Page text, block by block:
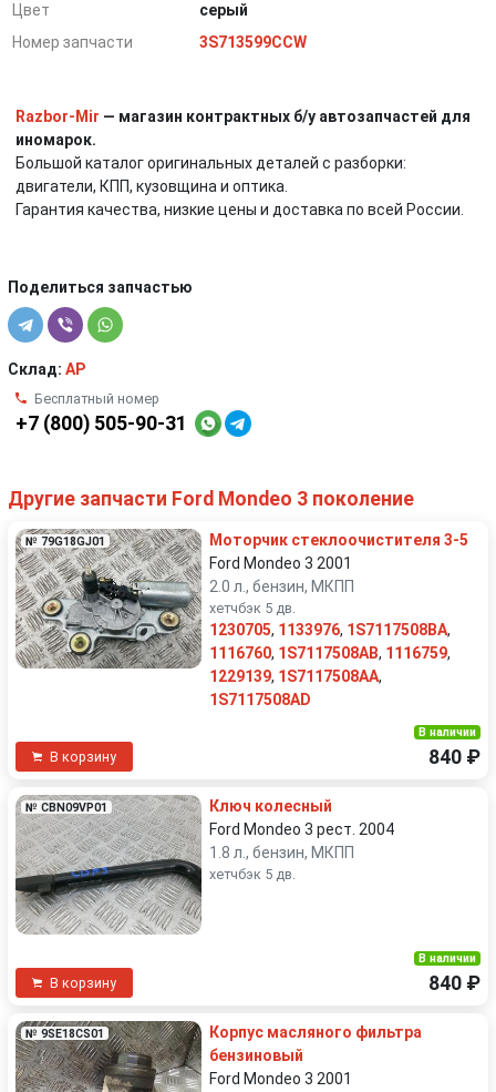
Цвет
серый
Номер запчасти
3S713599CCW
Razbor-Mir — магазин контрактных б/у автозапчастей для
иномарок.
Большой каталог оригинальных деталей с разборки:
двигатели, КПП, кузовщина и оптика.
Гарантия качества, низкие цены и доставка по всей России.
Поделиться запчастью
Склад: AP
Бесплатный номер
+7 (800) 505-90-31
Другие запчасти Ford Mondeo 3 поколение
№ 79G18GJ01
Моторчик стеклоочиcтителя 3-5
Ford Mondeo 3 2001
2.0 л., бензин, МКПП
хетчбэк 5 дв.
1230705, 1133976, 1S7117508BA,
1116760, 1S7117508AB, 1116759,
1229139, 1S7117508AA,
1S7117508AD
В корзину
В наличии
840 ₽
№ CBN09VP01
Ключ колесный
Ford Mondeo 3 рест. 2004
1.8 л., бензин, МКПП
хетчбэк 5 дв.
В корзину
В наличии
840 ₽
№ 9SE18CS01
Корпус масляного фильтра
бензиновый
Ford Mondeo 3 2001